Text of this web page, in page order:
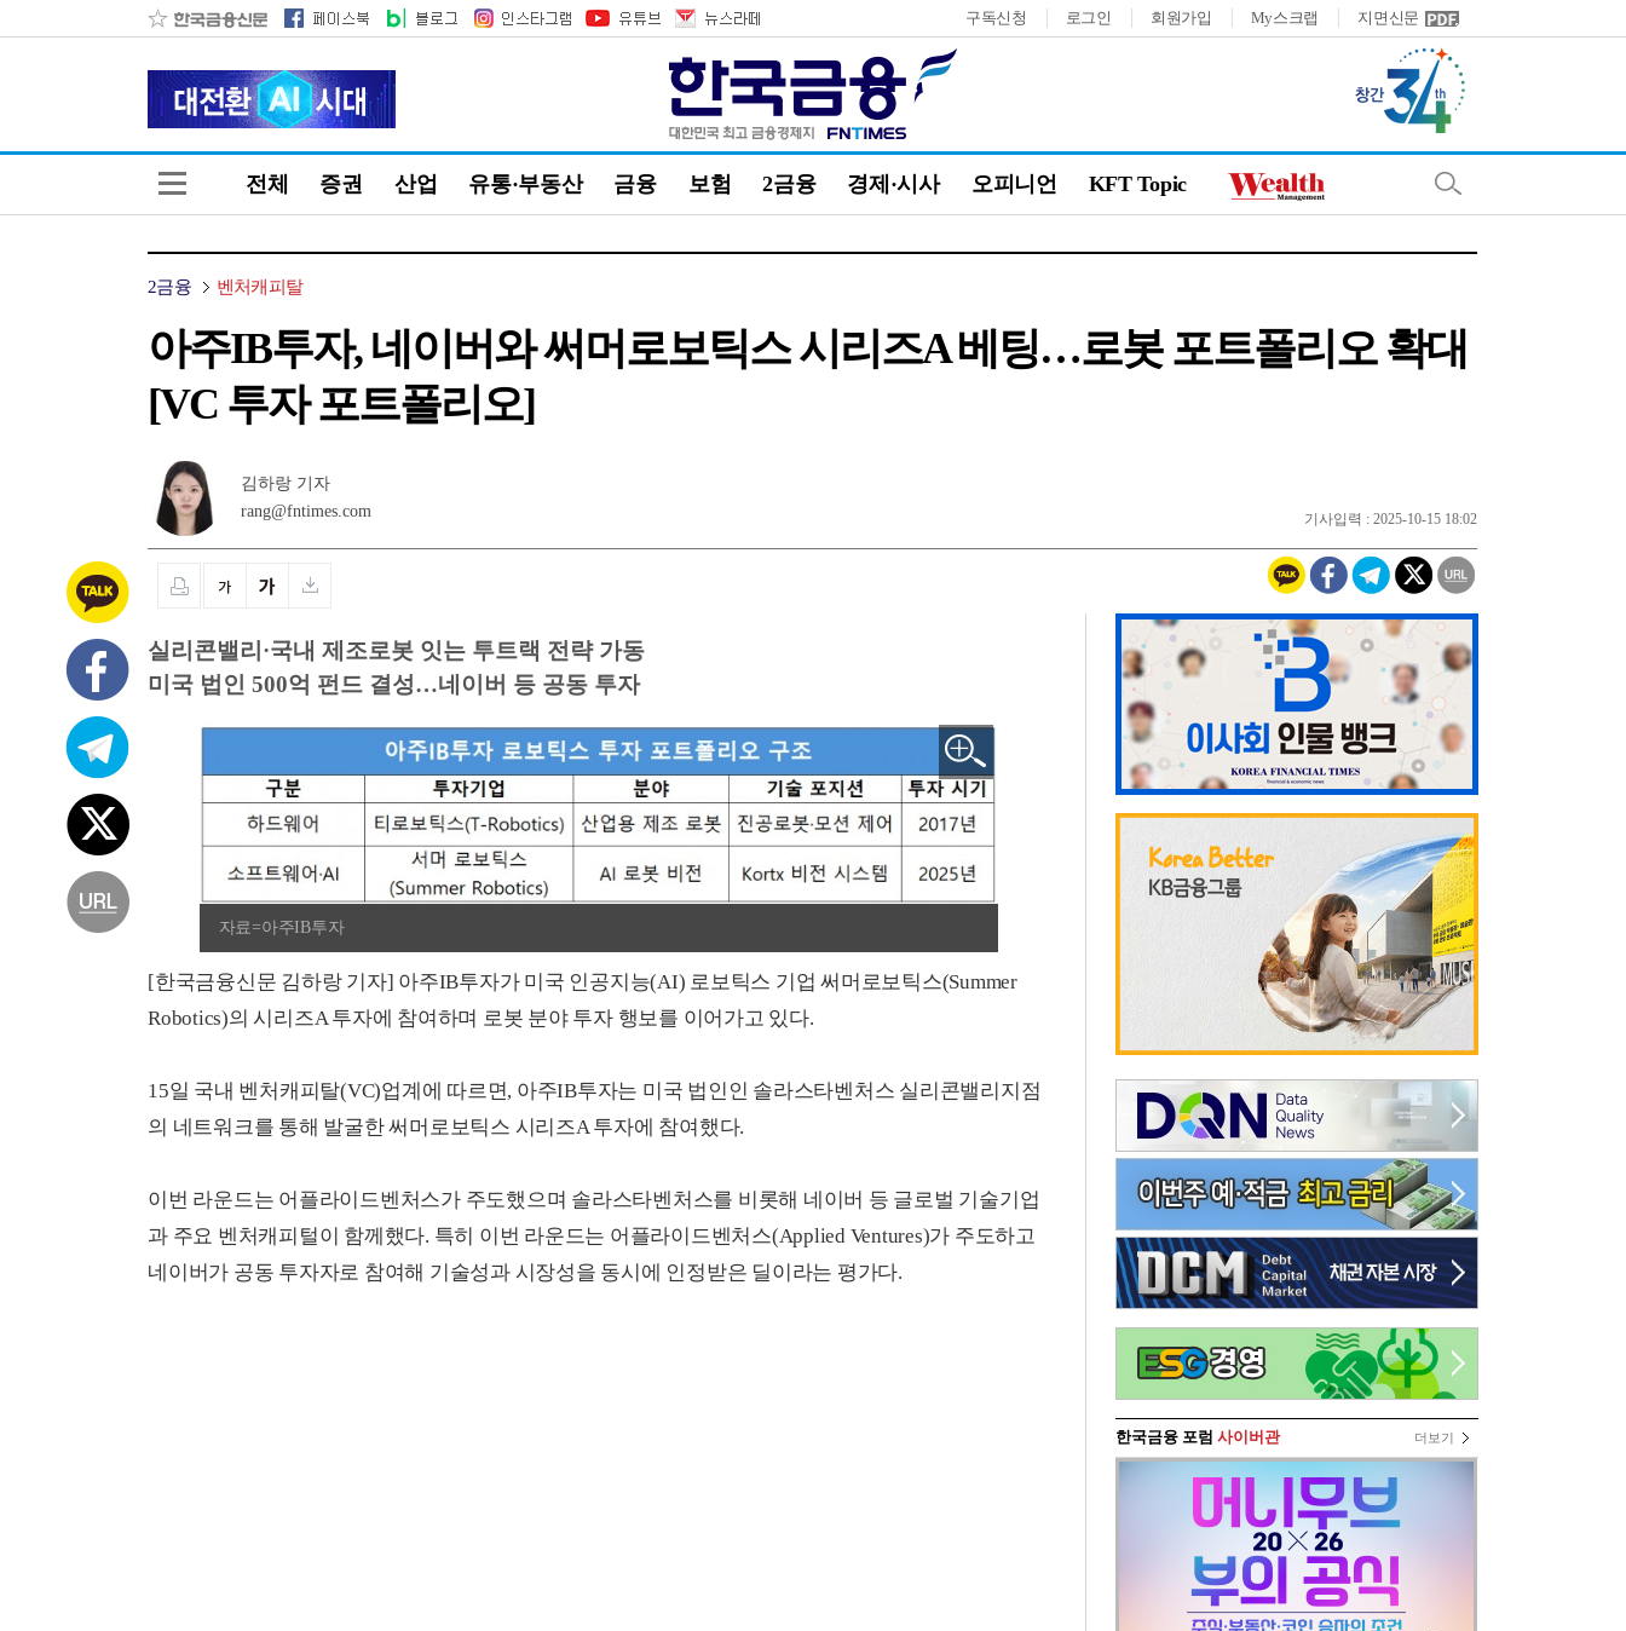
구독신청 로그인 회원가입 My스크랩 지면신문
전체 증권 산업 유통·부동산 금융 보험 2금융 경제·시사 오피니언 KFT Topic
2금융 벤처캐피탈
아주IB투자, 네이버와 써머로보틱스 시리즈A 베팅…로봇 포트폴리오 확대
[VC 투자 포트폴리오]
김하랑 기자
rang@fntimes.com
기사입력 : 2025-10-15 18:02
실리콘밸리·국내 제조로봇 잇는 투트랙 전략 가동
미국 법인 500억 펀드 결성…네이버 등 공동 투자
자료=아주IB투자
[한국금융신문 김하랑 기자] 아주IB투자가 미국 인공지능(AI) 로보틱스 기업 써머로보틱스(Summer
Robotics)의 시리즈A 투자에 참여하며 로봇 분야 투자 행보를 이어가고 있다.
15일 국내 벤처캐피탈(VC)업계에 따르면, 아주IB투자는 미국 법인인 솔라스타벤처스 실리콘밸리지점
의 네트워크를 통해 발굴한 써머로보틱스 시리즈A 투자에 참여했다.
이번 라운드는 어플라이드벤처스가 주도했으며 솔라스타벤처스를 비롯해 네이버 등 글로벌 기술기업
과 주요 벤처캐피털이 함께했다. 특히 이번 라운드는 어플라이드벤처스(Applied Ventures)가 주도하고
네이버가 공동 투자자로 참여해 기술성과 시장성을 동시에 인정받은 딜이라는 평가다.
한국금융 포럼 사이버관 더보기